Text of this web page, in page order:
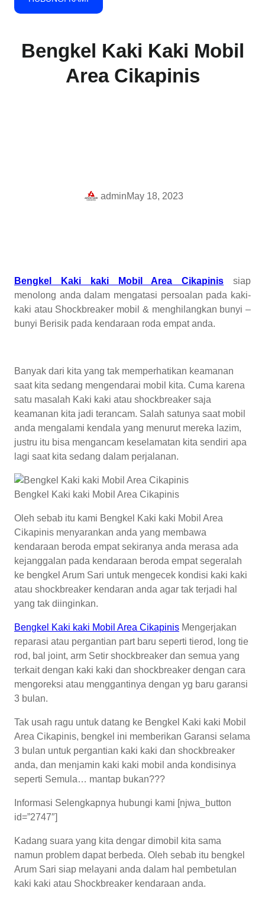
Bengkel Kaki Kaki Mobil
Area Cikapinis
adminMay 18, 2023
Bengkel Kaki kaki Mobil Area Cikapinis siap
menolong anda dalam mengatasi persoalan pada kaki-
kaki atau Shockbreaker mobil & menghilangkan bunyi –
bunyi Berisik pada kendaraan roda empat anda.
Banyak dari kita yang tak memperhatikan keamanan
saat kita sedang mengendarai mobil kita. Cuma karena
satu masalah Kaki kaki atau shockbreaker saja
keamanan kita jadi terancam. Salah satunya saat mobil
anda mengalami kendala yang menurut mereka lazim,
justru itu bisa mengancam keselamatan kita sendiri apa
lagi saat kita sedang dalam perjalanan.
Bengkel Kaki kaki Mobil Area Cikapinis
Oleh sebab itu kami Bengkel Kaki kaki Mobil Area
Cikapinis menyarankan anda yang membawa
kendaraan beroda empat sekiranya anda merasa ada
kejanggalan pada kendaraan beroda empat segeralah
ke bengkel Arum Sari untuk mengecek kondisi kaki kaki
atau shockbreaker kendaran anda agar tak terjadi hal
yang tak diinginkan.
Bengkel Kaki kaki Mobil Area Cikapinis Mengerjakan
reparasi atau pergantian part baru seperti tierod, long tie
rod, bal joint, arm Setir shockbreaker dan semua yang
terkait dengan kaki kaki dan shockbreaker dengan cara
mengoreksi atau menggantinya dengan yg baru garansi
3 bulan.
Tak usah ragu untuk datang ke Bengkel Kaki kaki Mobil
Area Cikapinis, bengkel ini memberikan Garansi selama
3 bulan untuk pergantian kaki kaki dan shockbreaker
anda, dan menjamin kaki kaki mobil anda kondisinya
seperti Semula… mantap bukan???
Informasi Selengkapnya hubungi kami [njwa_button
id=”2747″]
Kadang suara yang kita dengar dimobil kita sama
namun problem dapat berbeda. Oleh sebab itu bengkel
Arum Sari siap melayani anda dalam hal pembetulan
kaki kaki atau Shockbreaker kendaraan anda.